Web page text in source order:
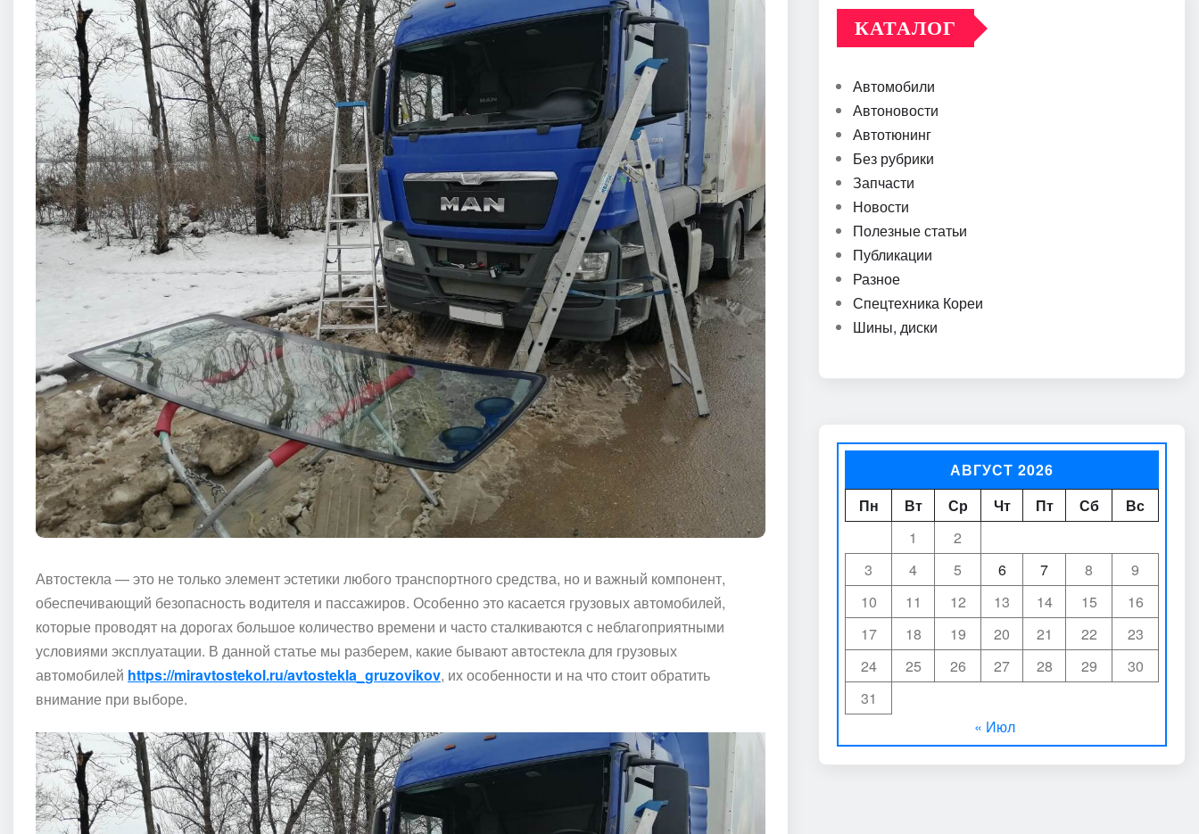
Автостекла — это не только элемент эстетики любого транспортного средства, но и важный компонент,
обеспечивающий безопасность водителя и пассажиров. Особенно это касается грузовых автомобилей,
которые проводят на дорогах большое количество времени и часто сталкиваются с неблагоприятными
условиями эксплуатации. В данной статье мы разберем, какие бывают автостекла для грузовых
автомобилей https://miravtostekol.ru/avtostekla_gruzovikov, их особенности и на что стоит обратить
внимание при выборе.
КАТАЛОГ
Автомобили
Автоновости
Автотюнинг
Без рубрики
Запчасти
Новости
Полезные статьи
Публикации
Разное
Спецтехника Кореи
Шины, диски
АВГУСТ 2026
Пн
Вт Ср Чт Пт Сб
Вс
1
2
3
4 5 6 7 8
9
10
11 12 13 14 15
16
17
18 19 20 21 22
23
24
25 26 27 28 29
30
31
« Июл